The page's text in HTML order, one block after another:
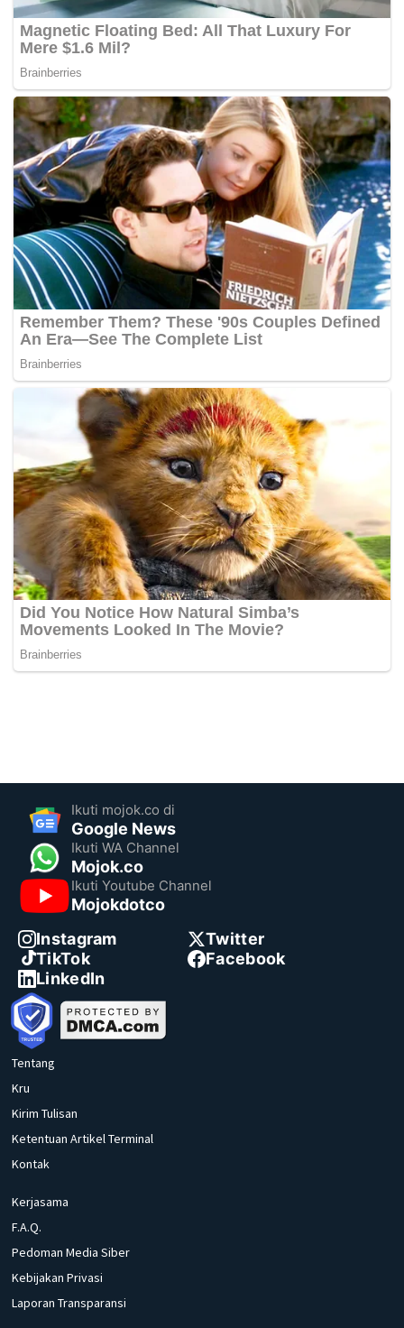
Ikuti mojok.co di
Google News
Ikuti WA Channel
Mojok.co
Ikuti Youtube Channel
Mojokdotco
Instagram
Twitter
TikTok
Facebook
LinkedIn
Tentang
Kru
Kirim Tulisan
Ketentuan Artikel Terminal
Kontak
Kerjasama
F.A.Q.
Pedoman Media Siber
Kebijakan Privasi
Laporan Transparansi